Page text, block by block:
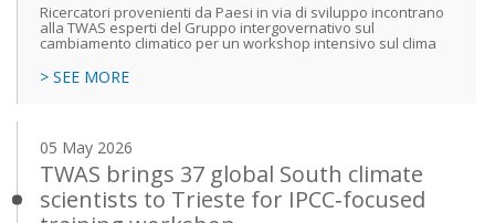
Ricercatori provenienti da Paesi in via di sviluppo incontrano
alla TWAS esperti del Gruppo intergovernativo sul
cambiamento climatico per un workshop intensivo sul clima
> SEE MORE
05 May 2026
TWAS brings 37 global South climate
scientists to Trieste for IPCC‑focused